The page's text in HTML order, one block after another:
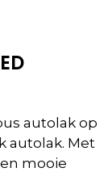
autolak op
autolak. Met
mooie